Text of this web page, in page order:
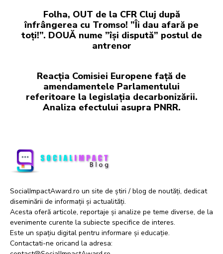
Folha, OUT de la CFR Cluj după
înfrângerea cu Tromso! ”Îi dau afară pe
toți!”. DOUĂ nume ”își dispută” postul de
antrenor
Reacția Comisiei Europene față de
amendamentele Parlamentului
referitoare la legislația decarbonizării.
Analiza efectului asupra PNRR.
SocialImpactAward.ro un site de știri / blog de noutăți, dedicat
diseminării de informații și actualități.
Acesta oferă articole, reportaje și analize pe teme diverse, de la
evenimente curente la subiecte specifice de interes.
Este un spațiu digital pentru informare și educație.
Contactati-ne oricand la adresa: